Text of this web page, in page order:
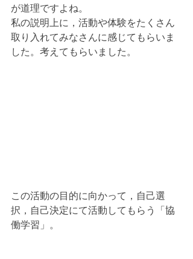
が道理ですよね。
私の説明上に，活動や体験をたくさん
取り入れてみなさんに感じてもらいま
した。考えてもらいました。
この活動の目的に向かって，自己選
択，自己決定にて活動してもらう「協
働学習」。